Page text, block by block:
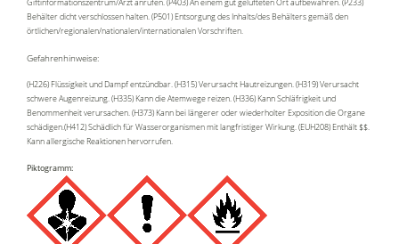
Behälter dicht verschlossen halten. (P501) Entsorgung des Inhalts/des Behälters gemäß den
örtlichen/regionalen/nationalen/internationalen Vorschriften.
Gefahrenhinweise:
(H226) Flüssigkeit und Dampf entzündbar. (H315) Verursacht Hautreizungen. (H319) Verursacht
schwere Augenreizung. (H335) Kann die Atemwege reizen. (H336) Kann Schläfrigkeit und
Benommenheit verursachen. (H373) Kann bei längerer oder wiederholter Exposition die Organe
schädigen.(H412) Schädlich für Wasserorganismen mit langfristiger Wirkung. (EUH208) Enthält $$.
Kann allergische Reaktionen hervorrufen.
Piktogramm: